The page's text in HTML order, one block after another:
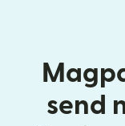
send